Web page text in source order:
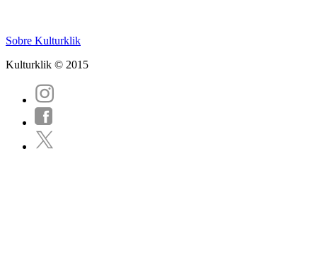
Sobre Kulturklik
Kulturklik © 2015